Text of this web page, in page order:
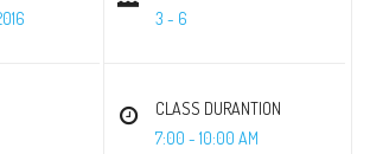
3 - 6
CLASS DURANTION
7:00 - 10:00 AM